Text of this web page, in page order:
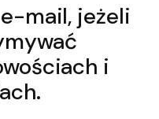
mail, jeżeli
i